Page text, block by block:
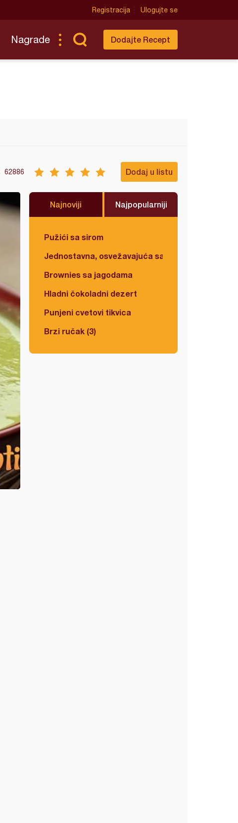
Registracija Ulogujte se
Nagrade Dodajte Recept
62886 Dodaj u listu
Najnoviji Najpopularniji
Pužići sa sirom
Jednostavna, osvežavajuća salata
Brownies sa jagodama
Hladni čokoladni dezert
Punjeni cvetovi tikvica
Brzi ručak (3)